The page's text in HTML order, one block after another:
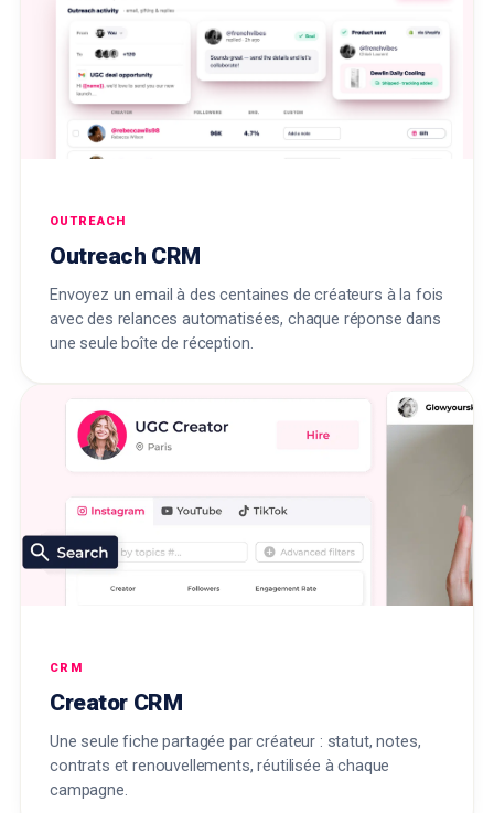
OUTREACH
Outreach CRM
Envoyez un email à des centaines de créateurs à la fois
avec des relances automatisées, chaque réponse dans
une seule boîte de réception.
CRM
Creator CRM
Une seule fiche partagée par créateur : statut, notes,
contrats et renouvellements, réutilisée à chaque
campagne.